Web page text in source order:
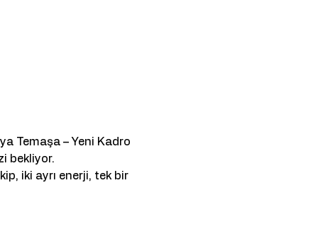
Temaşa – Yeni Kadro
bekliyor.
iki ayrı enerji, tek bir